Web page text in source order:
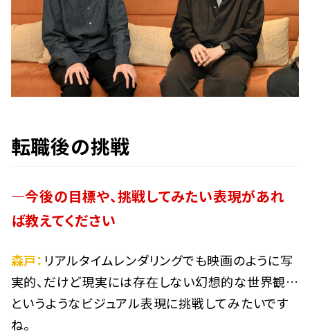
転職後の挑戦
―今後の目標や、挑戦してみたい表現があれ
ば教えてください
森戸： リアルタイムレンダリングでも映画のように写
実的、だけど現実には存在しない幻想的な世界観…
というようなビジュアル表現に挑戦してみたいです
ね。